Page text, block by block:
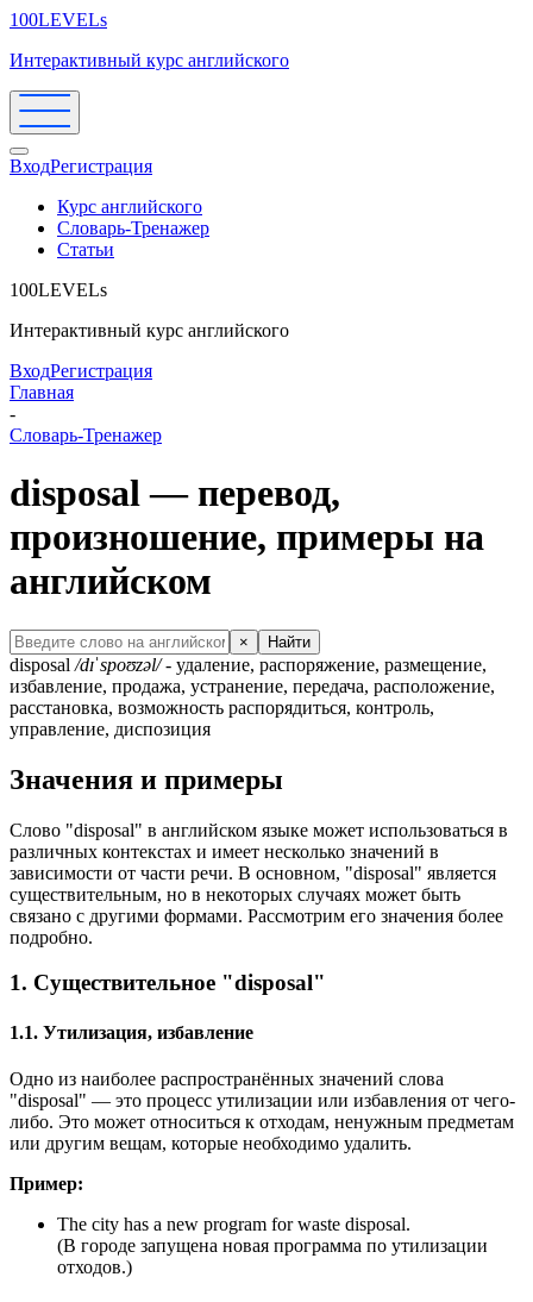
100LEVELs
Интерактивный курс английского
ВходРегистрация
Курс английского
Словарь-Тренажер
Статьи
100LEVELs
Интерактивный курс английского
ВходРегистрация
Главная
-
Словарь-Тренажер
disposal — перевод,
произношение, примеры на
английском
× Найти
disposal /dɪˈspoʊzəl/- удаление, распоряжение, размещение,
избавление, продажа, устранение, передача, расположение,
расстановка, возможность распорядиться, контроль,
управление, диспозиция
Значения и примеры
Слово "disposal" в английском языке может использоваться в
различных контекстах и имеет несколько значений в
зависимости от части речи. В основном, "disposal" является
существительным, но в некоторых случаях может быть
связано с другими формами. Рассмотрим его значения более
подробно.
1. Существительное "disposal"
1.1. Утилизация, избавление
Одно из наиболее распространённых значений слова
"disposal" — это процесс утилизации или избавления от чего-
либо. Это может относиться к отходам, ненужным предметам
или другим вещам, которые необходимо удалить.
Пример:
The city has a new program for waste disposal.
(В городе запущена новая программа по утилизации
отходов.)